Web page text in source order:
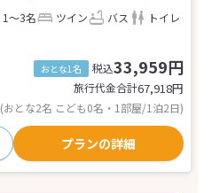
1～3名 ツイン バス
トイレ
おとな1名 税込33,959円
旅行代金合計67,918円
(おとな2名 こども0名・1部屋/1泊2日)
プランの詳細